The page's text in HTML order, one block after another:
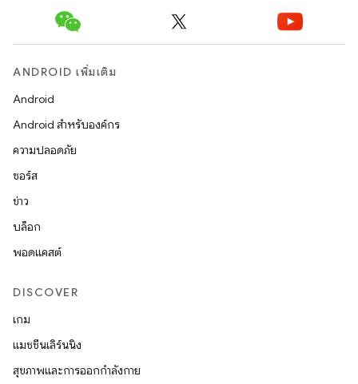
ANDROID เพิ่มเติม
Android
Android สำหรับองค์กร
ความปลอดภัย
ซอร์ส
ข่าว
บล็อก
พอดแคสต์
DISCOVER
เกม
แมชชีนเลิร์นนิง
สุขภาพและการออกกำลังกาย